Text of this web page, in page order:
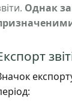
Однак